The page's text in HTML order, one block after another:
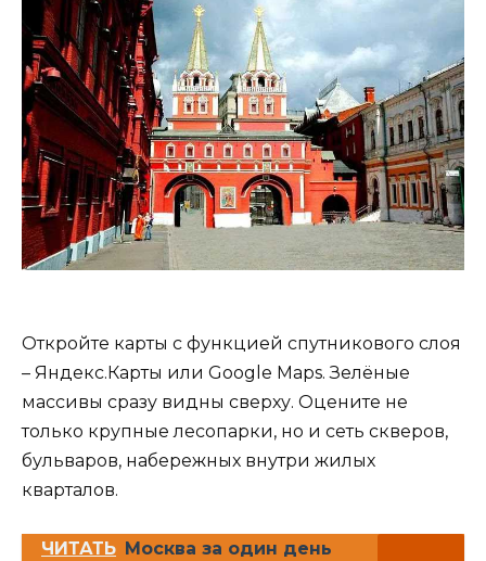
Откройте карты с функцией спутникового слоя
– Яндекс.Карты или Google Maps. Зелёные
массивы сразу видны сверху. Оцените не
только крупные лесопарки, но и сеть скверов,
бульваров, набережных внутри жилых
кварталов.
ЧИТАТЬ Москва за один день